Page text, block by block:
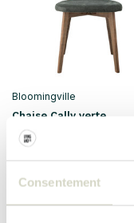
Consentement
Bloomingville
Chaise Cally verte
€399,00
• En stock